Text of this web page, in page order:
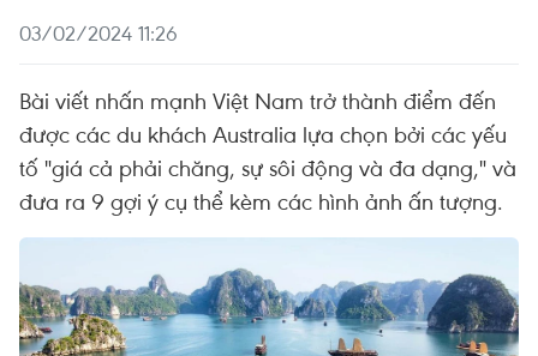
03/02/2024 11:26
Bài viết nhấn mạnh Việt Nam trở thành điểm đến
được các du khách Australia lựa chọn bởi các yếu
tố "giá cả phải chăng, sự sôi động và đa dạng," và
đưa ra 9 gợi ý cụ thể kèm các hình ảnh ấn tượng.